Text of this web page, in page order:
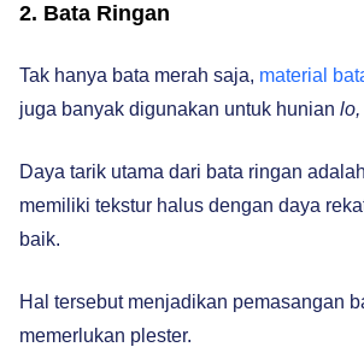
2. Bata Ringan
Tak hanya bata merah saja, material
juga banyak digunakan untuk hunian lo,
Daya tarik utama dari bata ringan
memiliki tekstur halus dengan daya
baik.
Hal tersebut menjadikan pemasangan
memerlukan plester.